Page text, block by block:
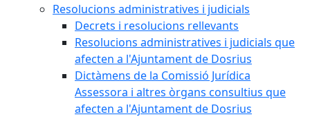
Resolucions administratives i judicials
Decrets i resolucions rellevants
Resolucions administratives i judicials que
afecten a l'Ajuntament de Dosrius
Dictàmens de la Comissió Jurídica
Assessora i altres òrgans consultius que
afecten a l'Ajuntament de Dosrius